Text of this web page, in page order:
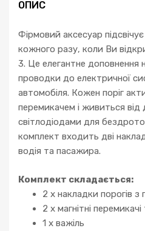
ОПИС
Фірмовий аксесуар
кожного разу, коли Ви
3. Це елегантне доповнення
проводки до електричної
автомобіля. Кожен поріг
перемикачем і живиться від
світлодіодами для
комплект входить дві
водія та пасажира.
Комплект складається:
2 х накладки порогів з
2 х магнітні
1 х важіль